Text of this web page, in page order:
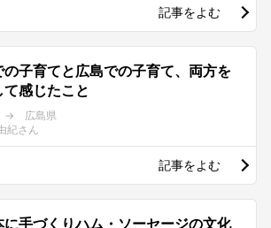
記事をよむ
の子育てと広島での子育て、両方を
て感じたこと
→ 広島県
紀さん
記事をよむ
に手づくりハム・ソーセージの文化